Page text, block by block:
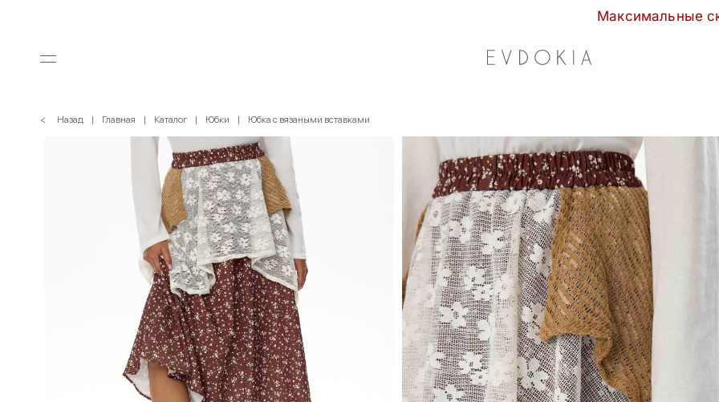
Максимальные скидки сезона в
< Назад Главная Каталог Юбки Юбка с вязаными вставками